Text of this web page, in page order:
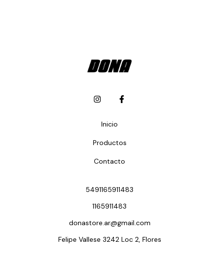
Inicio
Productos
Contacto
5491165911483
1165911483
donastore.ar@gmail.com
Felipe Vallese 3242 Loc 2, Flores